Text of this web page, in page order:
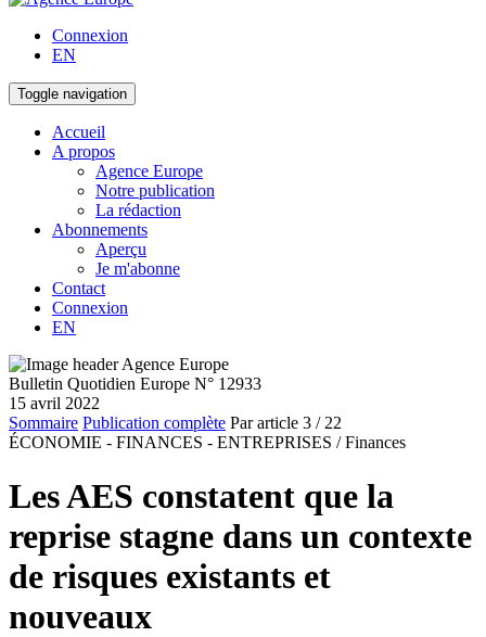
Connexion
EN
Toggle navigation
Accueil
A propos
Agence Europe
Notre publication
La rédaction
Abonnements
Aperçu
Je m'abonne
Contact
Connexion
EN
Bulletin Quotidien Europe N° 12933
15 avril 2022
Sommaire Publication complète Par article 3 / 22
ÉCONOMIE - FINANCES - ENTREPRISES / Finances
Les AES constatent que la
reprise stagne dans un contexte
de risques existants et
nouveaux